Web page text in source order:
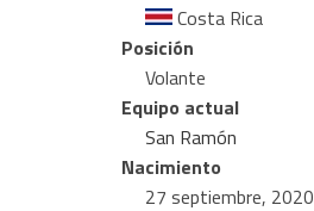
Costa Rica
Posición
Volante
Equipo actual
San Ramón
Nacimiento
27 septiembre, 2020